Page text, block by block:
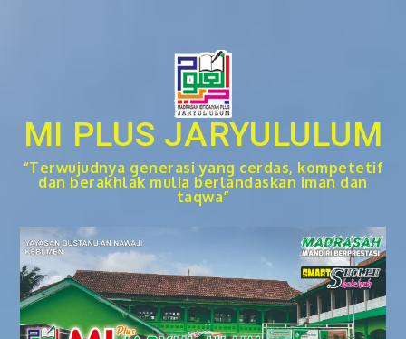
MI PLUS JARYULULUM
“Terwujudnya generasi yang cerdas, kompetetif
dan berakhlak mulia berlandaskan iman dan
taqwa”